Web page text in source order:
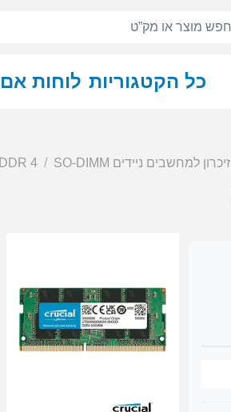
כל הקטגוריות לוחות אם
זיכרון למחשבים ניידים SO-DIMM DDR 4